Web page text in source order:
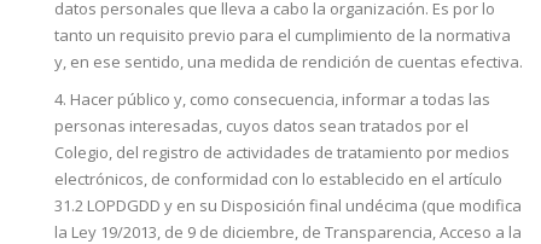
datos personales que lleva a cabo la organización. Es por lo
tanto un requisito previo para el cumplimiento de la normativa
y, en ese sentido, una medida de rendición de cuentas efectiva.
4. Hacer público y, como consecuencia, informar a todas las
personas interesadas, cuyos datos sean tratados por el
Colegio, del registro de actividades de tratamiento por medios
electrónicos, de conformidad con lo establecido en el artículo
31.2 LOPDGDD y en su Disposición final undécima (que modifica
la Ley 19/2013, de 9 de diciembre, de Transparencia, Acceso a la